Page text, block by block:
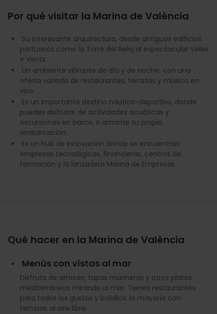
Por qué visitar la Marina de València
Su interesante arquitectura, desde antiguos edificios
portuarios como la Torre del Reloj al espectacular Veles
e Vents
Un ambiente vibrante de día y de noche, con una
oferta variada de restaurantes, terrazas y música en
vivo
Es un importante destino náutico-deportivo, donde
puedes disfrutar de actividades acuáticas y
excursiones en barco, o amarrar tu propia
embarcación
Es un hub de innovación donde se encuentran
empresas tecnológicas, financieras, centros de
formación y la lanzadera Marina de Empresas
Qué hacer en la Marina de València
Menús con vistas al mar
Disfruta de arroces, tapas marineras y otros platos
mediterráneos mirando al mar. Tienes restaurantes
para todos los gustos y bolsillos, la mayoría con
terrazas al aire libre.